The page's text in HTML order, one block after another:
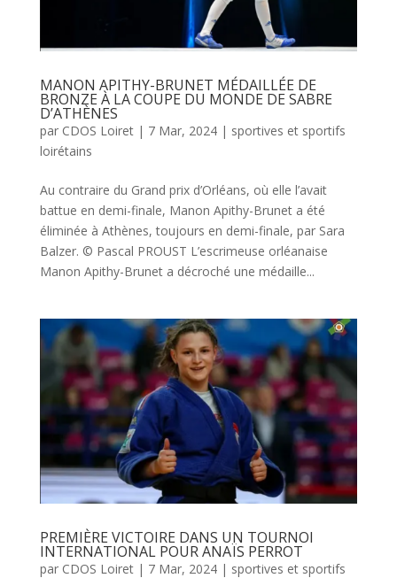
MANON APITHY-BRUNET MÉDAILLÉE DE
BRONZE À LA COUPE DU MONDE DE SABRE
D’ATHÈNES
par CDOS Loiret| 7 Mar, 2024| sportives et sportifs
loirétains
Au contraire du Grand prix d’Orléans, où elle l’avait
battue en demi-finale, Manon Apithy-Brunet a été
éliminée à Athènes, toujours en demi-finale, par Sara
Balzer. © Pascal PROUST L’escrimeuse orléanaise
Manon Apithy-Brunet a décroché une médaille...
PREMIÈRE VICTOIRE DANS UN TOURNOI
INTERNATIONAL POUR ANAÏS PERROT
par CDOS Loiret| 7 Mar, 2024| sportives et sportifs